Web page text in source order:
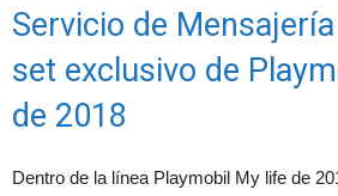
Servicio de
set exclusivo de
de 2018
Dentro de la línea Playmobil My life de